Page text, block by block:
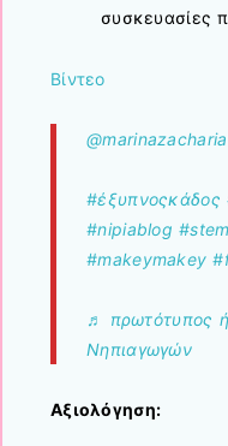
συσκευασίες
Βίντεο
@marinazacharia
#έξυπνοςκάδος
#nipiablog #stem
#makeymakey
♬ πρωτότυπος
Νηπιαγωγών
Αξιολόγηση: